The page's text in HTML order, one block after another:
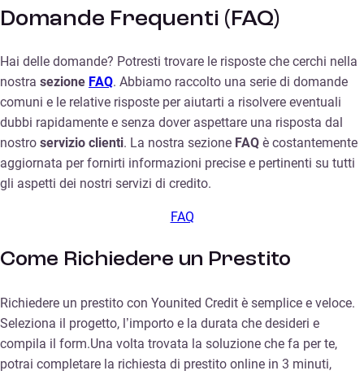
Domande Frequenti (FAQ)
Hai delle domande? Potresti trovare le risposte che cerchi nella
nostra sezione FAQ. Abbiamo raccolto una serie di domande
comuni e le relative risposte per aiutarti a risolvere eventuali
dubbi rapidamente e senza dover aspettare una risposta dal
nostro servizio clienti. La nostra sezione FAQ è costantemente
aggiornata per fornirti informazioni precise e pertinenti su tutti
gli aspetti dei nostri servizi di credito.
FAQ
Come Richiedere un Prestito
Richiedere un prestito con Younited Credit è semplice e veloce.
Seleziona il progetto, l’importo e la durata che desideri e
compila il form.Una volta trovata la soluzione che fa per te,
potrai completare la richiesta di prestito online in 3 minuti,